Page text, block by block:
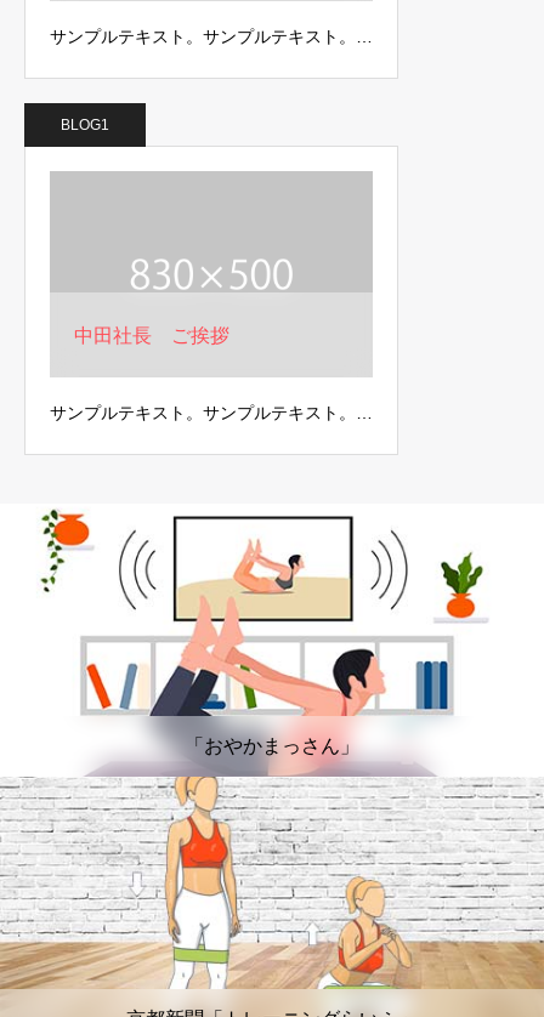
サンプルテキスト。サンプルテキスト。…
BLOG1
中田社長 ご挨拶
サンプルテキスト。サンプルテキスト。…
「おやかまっさん」